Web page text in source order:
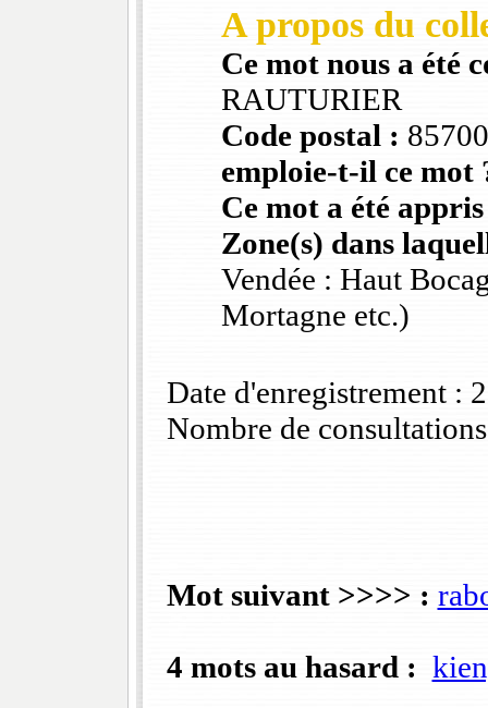
A propos du
Ce mot nous a été
RAUTURIER
Code postal :
emploie-t-il ce mot
Ce mot a été
Zone(s) dans
Vendée : Haut
Mortagne etc.)
Date d'enregistrement :
Nombre de
Mot suivant >>>> :
4 mots au hasard :